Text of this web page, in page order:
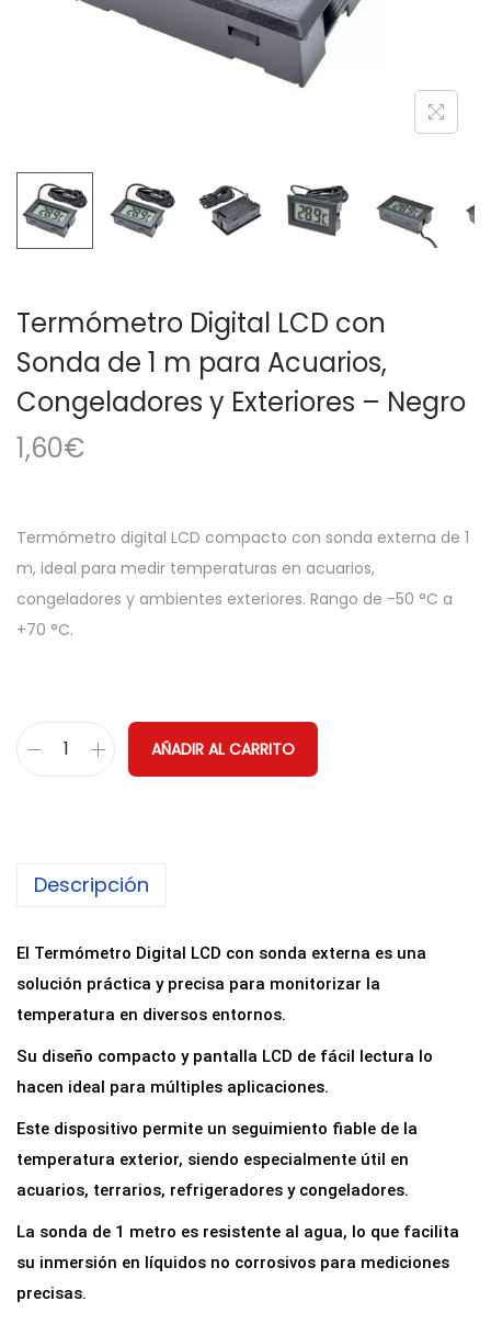
a
c
i
d
Termómetro Digital LCD con
Sonda de 1 m para Acuarios,
Congeladores y Exteriores – Negro
1,60€
Termómetro digital LCD compacto con sonda externa de 1
m, ideal para medir temperaturas en acuarios,
congeladores y ambientes exteriores. Rango de -50 °C a
+70 °C.
ó
e
t
r
g
i
t
a
l
L
AÑADIR AL CARRITO
Descripción
El Termómetro Digital LCD con sonda externa es una
solución práctica y precisa para monitorizar la
temperatura en diversos entornos.
Su diseño compacto y pantalla LCD de fácil lectura lo
hacen ideal para múltiples aplicaciones.
Este dispositivo permite un seguimiento fiable de la
temperatura exterior, siendo especialmente útil en
acuarios, terrarios, refrigeradores y congeladores.
La sonda de 1 metro es resistente al agua, lo que facilita
su inmersión en líquidos no corrosivos para mediciones
precisas.